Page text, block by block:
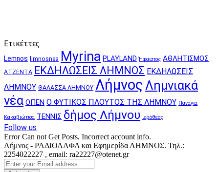
Ετικέττες
Lemnos limnosnea Myrina PLAYLAND Ήφαιστος ΑΘΛΗΤΙΣΜΟΣ
ΑΤΖΕΝΤΑ ΕΚΔΗΛΩΣΕΙΣ ΛΗΜΝΟΣ ΕΚΔΗΛΩΣΕΙΣ
ΛΗΜΝΟΥ ΘΑΛΑΣΣΑ ΛΗΜΝΟΥ Λήμνος Λημνιακά
νέα ΟΠΕΝ Ο ΦΥΤΙΚΟΣ ΠΛΟΥΤΟΣ ΤΗΣ ΛΗΜΝΟΥ Παναγια
Κακαβιώτισα ΤΕΝΝΙΣ δήμος Λήμνου ιερόθεος
Follow us
Error Can not Get Posts, Incorrect account info.
Λήμνος - ΡΑΔΙΟΑΛΦΑ και Εφημερίδα ΛΗΜΝΟΣ. Τηλ.:
2254022227 , email: ra22227@otenet.gr
Enter